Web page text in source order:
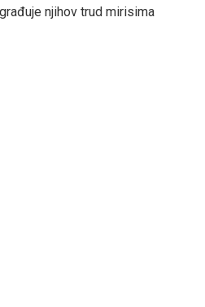
njihov trud mirisima